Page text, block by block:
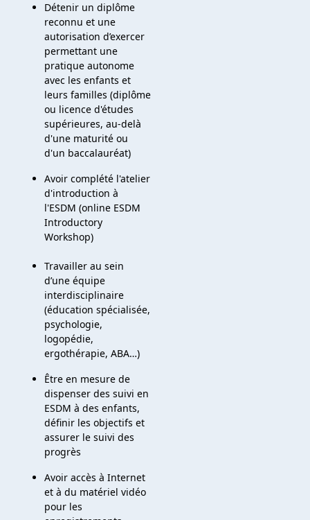
Détenir un diplôme
reconnu et une
autorisation d’exercer
permettant une
pratique autonome
avec les enfants et
leurs familles (diplôme
ou licence d'études
supérieures, au-delà
d'une maturité ou
d'un baccalauréat)
Avoir complété l'atelier
d'introduction à
l'ESDM (online ESDM
Introductory
Workshop)
Travailler au sein
d’une équipe
interdisciplinaire
(éducation spécialisée,
psychologie,
logopédie,
ergothérapie, ABA…)
Être en mesure de
dispenser des suivi en
ESDM à des enfants,
définir les objectifs et
assurer le suivi des
progrès
Avoir accès à Internet
et à du matériel vidéo
pour les